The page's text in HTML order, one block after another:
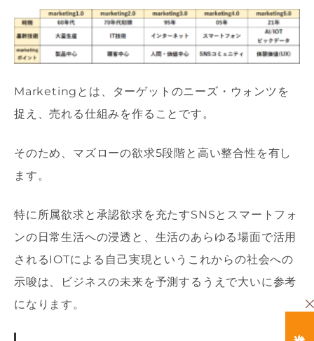
Marketingとは、ターゲットのニーズ・ウォンツを
捉え、売れる仕組みを作ることです。
そのため、マズローの欲求5段階と高い整合性を有し
ます。
特に所属欲求と承認欲求を充たすSNSとスマートフォ
ンの日常生活への浸透と、生活のあらゆる場面で活用
されるIOTによる自己実現というこれからの社会への
示唆は、ビジネスの未来を予測するうえで大いに参考
になります。